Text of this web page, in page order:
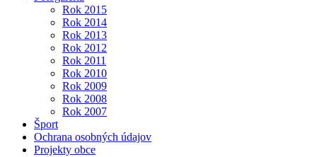
Rok 2015
Rok 2014
Rok 2013
Rok 2012
Rok 2011
Rok 2010
Rok 2009
Rok 2008
Rok 2007
Šport
Ochrana osobných údajov
Projekty obce